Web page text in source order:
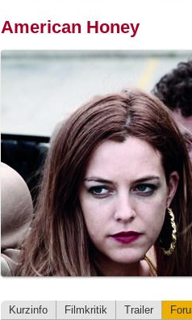
American Honey
Kurzinfo Filmkritik Trailer